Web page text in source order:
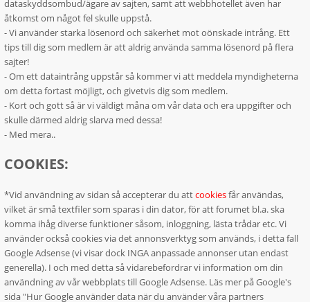
dataskyddsombud/ägare av sajten, samt att webbhotellet även har
åtkomst om något fel skulle uppstå.
- Vi använder starka lösenord och säkerhet mot oönskade intrång. Ett
tips till dig som medlem är att aldrig använda samma lösenord på flera
sajter!
- Om ett dataintrång uppstår så kommer vi att meddela myndigheterna
om detta fortast möjligt, och givetvis dig som medlem.
- Kort och gott så är vi väldigt måna om vår data och era uppgifter och
skulle därmed aldrig slarva med dessa!
- Med mera..
COOKIES:
*Vid användning av sidan så accepterar du attcookiesfår användas,
vilket är små textfiler som sparas i din dator, för att forumet bl.a. ska
komma ihåg diverse funktioner såsom, inloggning, lästa trådar etc. Vi
använder också cookies via det annonsverktyg som används, i detta fall
Google Adsense (vi visar dock INGA anpassade annonser utan endast
generella). I och med detta så vidarebefordrar vi information om din
användning av vår webbplats till Google Adsense. Läs mer på Google's
sida "Hur Google använder data när du använder våra partners